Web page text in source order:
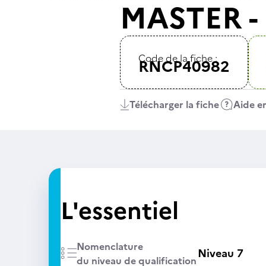
Code de la fiche :
RNCP40982
Télécharger la fiche Aide
L'essentiel
Nomenclature
du niveau de qualificationNiveau 7